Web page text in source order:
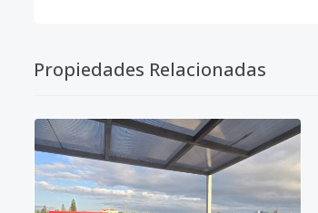
Propiedades Relacionadas